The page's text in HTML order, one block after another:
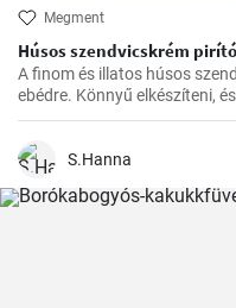
Megment
Húsos szendvicskrém
A finom és illatos húsos
ebédre. Könnyű elkészíteni,
szerelmeseinek
S.Hanna